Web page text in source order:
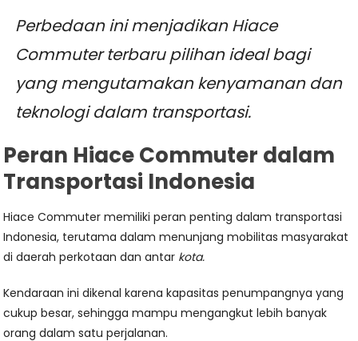
Perbedaan ini menjadikan Hiace
Commuter terbaru pilihan ideal bagi
yang mengutamakan kenyamanan dan
teknologi dalam transportasi.
Peran Hiace Commuter dalam
Transportasi Indonesia
Hiace Commuter memiliki peran penting dalam transportasi
Indonesia, terutama dalam menunjang mobilitas masyarakat
di daerah perkotaan dan antar kota.
Kendaraan ini dikenal karena kapasitas penumpangnya yang
cukup besar, sehingga mampu mengangkut lebih banyak
orang dalam satu perjalanan.